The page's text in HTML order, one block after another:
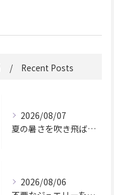
Recent Posts
2026/08/07
夏の暑さを吹き飛ばしに来てください。
2026/08/06